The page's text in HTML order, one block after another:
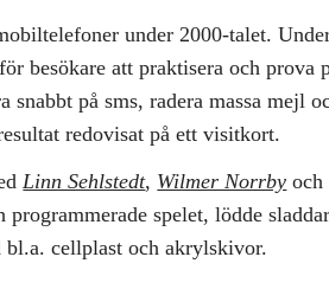
under 2000-talet.
besökare att praktisera och prova
på sms, radera massa mejl
redovisat på ett visitkort.
Linn Sehlstedt, Wilmer Norrby och
spelet, lödde
bl.a. cellplast och akrylskivor.